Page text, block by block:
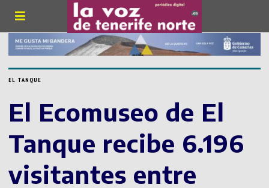
EL TANQUE
El Ecomuseo de El
Tanque recibe 6.196
visitantes entre